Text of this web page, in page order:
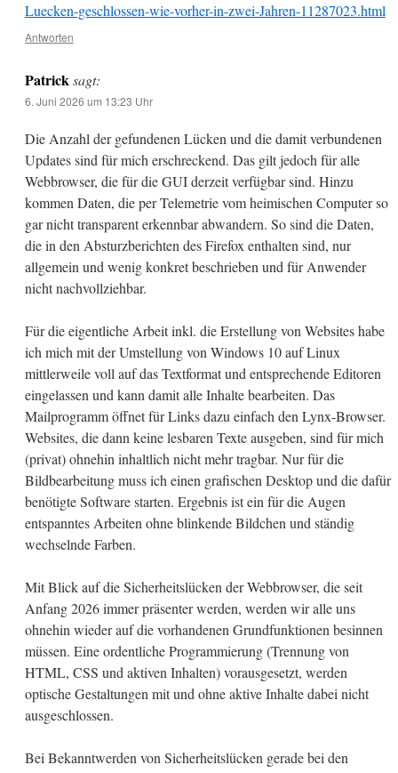
Luecken-geschlossen-wie-vorher-in-zwei-Jahren-11287023.html
Antworten
Patrick sagt:
6. Juni 2026 um 13:23 Uhr
Die Anzahl der gefundenen Lücken und die damit verbundenen
Updates sind für mich erschreckend. Das gilt jedoch für alle
Webbrowser, die für die GUI derzeit verfügbar sind. Hinzu
kommen Daten, die per Telemetrie vom heimischen Computer so
gar nicht transparent erkennbar abwandern. So sind die Daten,
die in den Absturzberichten des Firefox enthalten sind, nur
allgemein und wenig konkret beschrieben und für Anwender
nicht nachvollziehbar.
Für die eigentliche Arbeit inkl. die Erstellung von Websites habe
ich mich mit der Umstellung von Windows 10 auf Linux
mittlerweile voll auf das Textformat und entsprechende Editoren
eingelassen und kann damit alle Inhalte bearbeiten. Das
Mailprogramm öffnet für Links dazu einfach den Lynx-Browser.
Websites, die dann keine lesbaren Texte ausgeben, sind für mich
(privat) ohnehin inhaltlich nicht mehr tragbar. Nur für die
Bildbearbeitung muss ich einen grafischen Desktop und die dafür
benötigte Software starten. Ergebnis ist ein für die Augen
entspanntes Arbeiten ohne blinkende Bildchen und ständig
wechselnde Farben.
Mit Blick auf die Sicherheitslücken der Webbrowser, die seit
Anfang 2026 immer präsenter werden, werden wir alle uns
ohnehin wieder auf die vorhandenen Grundfunktionen besinnen
müssen. Eine ordentliche Programmierung (Trennung von
HTML, CSS und aktiven Inhalten) vorausgesetzt, werden
optische Gestaltungen mit und ohne aktive Inhalte dabei nicht
ausgeschlossen.
Bei Bekanntwerden von Sicherheitslücken gerade bei den